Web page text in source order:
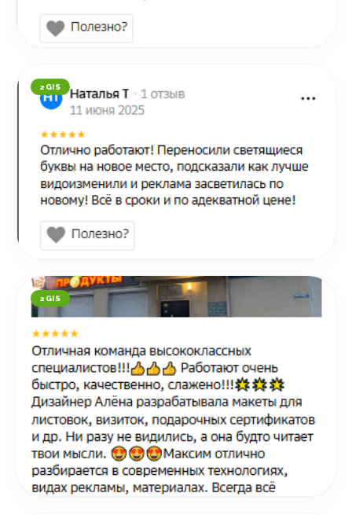
2GIS
2GIS